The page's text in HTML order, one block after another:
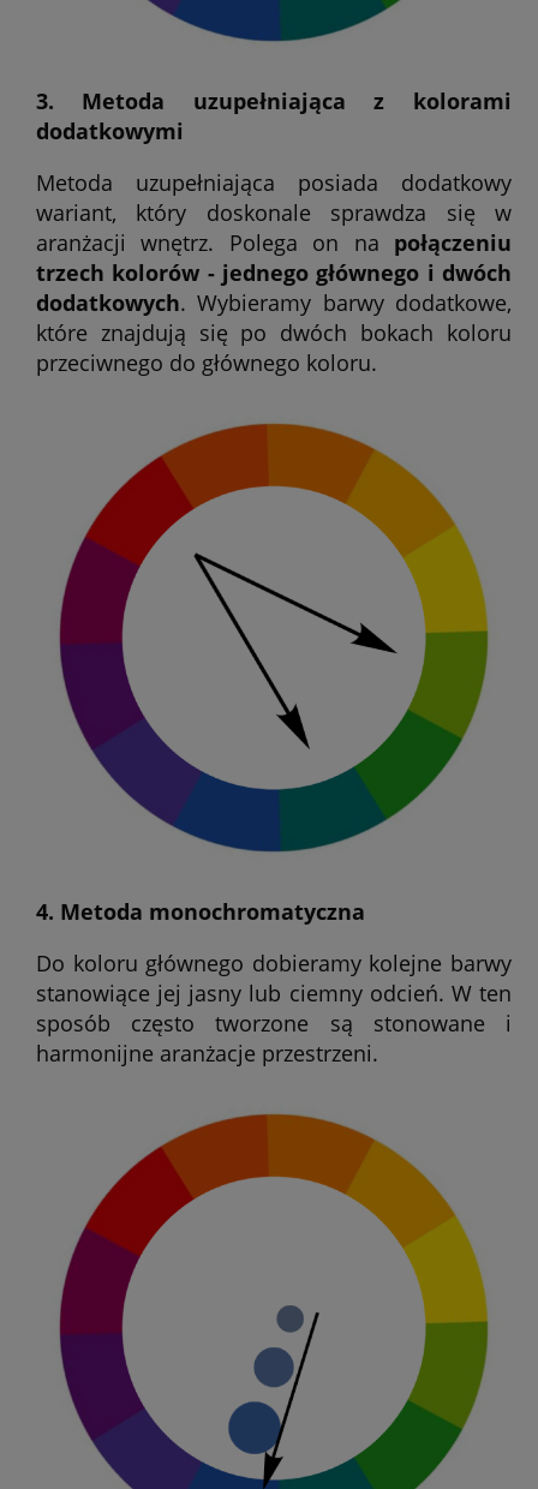
3. Metoda uzupełniająca z kolorami
dodatkowymi
Metoda uzupełniająca posiada dodatkowy
wariant, który doskonale sprawdza się w
aranżacji wnętrz. Polega on na połączeniu
trzech kolorów - jednego głównego i dwóch
dodatkowych. Wybieramy barwy dodatkowe,
które znajdują się po dwóch bokach koloru
przeciwnego do głównego koloru.
4. Metoda monochromatyczna
Do koloru głównego dobieramy kolejne barwy
stanowiące jej jasny lub ciemny odcień. W ten
sposób często tworzone są stonowane i
harmonijne aranżacje przestrzeni.